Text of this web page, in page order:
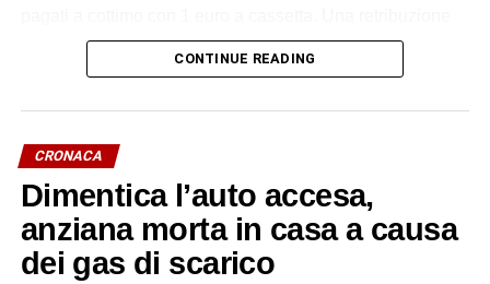
palesemente difforme e sproporzionata rispetto ai minimi
contrattuali. Un impegno di circa 70 ore settimanali, senza
a lavorare e ad accettare le condizioni imposte dietro
violenza e minacce.
L’indagine è scaturita dalla denuncia di quattro cittadini
marocchini dipendenti da uno pseudo imprenditore
rumeno, sostenuti dall’associazione Penelope, sulle cui
CONTINUE READING
CRONACA
Dimentica l’auto accesa,
anziana morta in casa a causa
dei gas di scarico